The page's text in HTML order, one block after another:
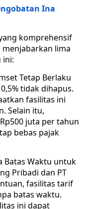
Ina
komprehensif
menjabarkan lima
ini:
Tetap Berlaku
tidak dihapus.
fasilitas ini
Selain itu,
juta per tahun
bebas pajak
Batas Waktu untuk
Pribadi dan PT
fasilitas tarif
batas waktu.
ini dapat